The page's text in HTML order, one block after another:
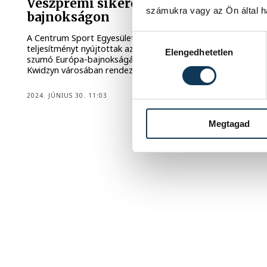
számukra vagy az Ön által
Hozzájárulás kiválasztása
Elengedhetetlen
Megtagad
Veszprémi sikerek a szumó Európa-
bajnokságon
A Centrum Sport Egyesület versenyzői kiemelkedő
teljesítményt nyújtottak az U15 és U18 korosztályok
szumó Európa-bajnokságán, melyet a lengyelországi
Kwidzyn városában rendeztek a közelmúltban.
2024. JÚNIUS 30. 11:03